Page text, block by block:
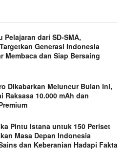
Pelajaran dari SD-SMA,
Generasi Indonesia
Membaca dan Siap Bersaing
Dikabarkan Meluncur Bulan Ini,
Raksasa 10.000 mAh dan
Pintu Istana untuk 150 Periset
Masa Depan Indonesia
dan Keberanian Hadapi Fakta